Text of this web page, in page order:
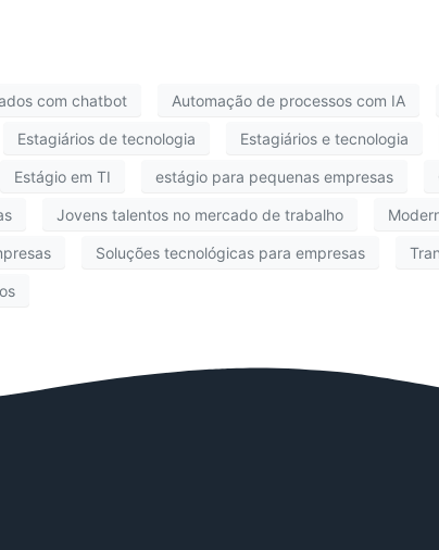
com chatbot Automação de processos com IA
Estagiários de tecnologia Estagiários e tecnologia
Estágio em TI estágio para pequenas empresas
Jovens talentos no mercado de trabalho
Soluções tecnológicas para empresas